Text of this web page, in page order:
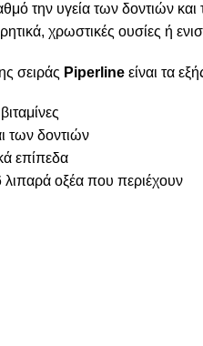
την υγεία των δοντιών
χρωστικές ουσίες ή
σειράς Piperline είναι τα
των δοντιών
επίπεδα
οξέα που περιέχουν